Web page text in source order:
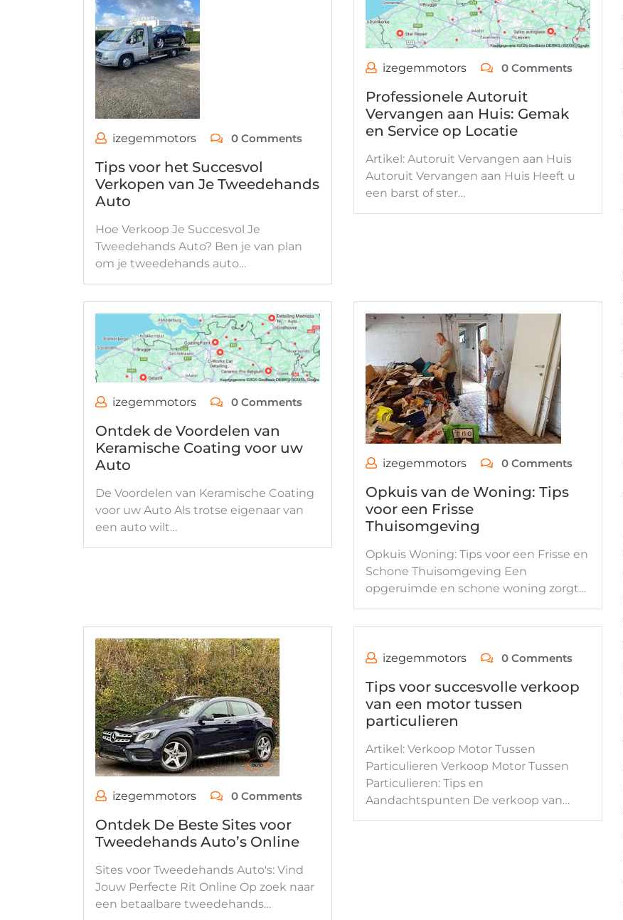
izegemmotors 0 Comments
Tips voor het Succesvol
Verkopen van Je Tweedehands
Auto
Hoe Verkoop Je Succesvol Je
Tweedehands Auto? Ben je van plan
om je tweedehands auto…
izegemmotors 0 Comments
Professionele Autoruit
Vervangen aan Huis: Gemak
en Service op Locatie
Artikel: Autoruit Vervangen aan Huis
Autoruit Vervangen aan Huis Heeft u
een barst of ster…
izegemmotors 0 Comments
Ontdek de Voordelen van
Keramische Coating voor uw
Auto
De Voordelen van Keramische Coating
voor uw Auto Als trotse eigenaar van
een auto wilt…
izegemmotors 0 Comments
Opkuis van de Woning: Tips
voor een Frisse
Thuisomgeving
Opkuis Woning: Tips voor een Frisse en
Schone Thuisomgeving Een
opgeruimde en schone woning zorgt…
izegemmotors 0 Comments
Ontdek De Beste Sites voor
Tweedehands Auto’s Online
Sites voor Tweedehands Auto's: Vind
Jouw Perfecte Rit Online Op zoek naar
een betaalbare tweedehands…
izegemmotors 0 Comments
Tips voor succesvolle verkoop
van een motor tussen
particulieren
Artikel: Verkoop Motor Tussen
Particulieren Verkoop Motor Tussen
Particulieren: Tips en
Aandachtspunten De verkoop van…